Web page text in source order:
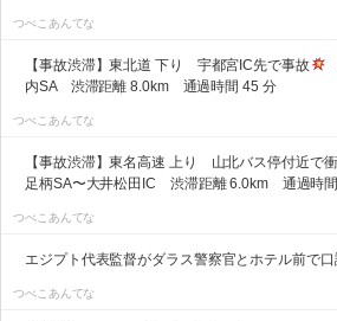
つべこあんてな
【事故渋滞】東北道 下り 宇都宮IC先で事故
内SA 渋滞距離 8.0km 通過時間 45 分
つべこあんてな
【事故渋滞】東名高速 上り 山北バス停付近で
足柄SA〜大井松田IC 渋滞距離 6.0km 通過時
つべこあんてな
エジプト代表監督がダラス警察官とホテル前で口
つべこあんてな